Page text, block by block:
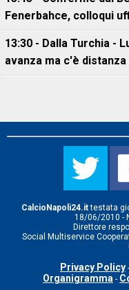
Fenerbahce, colloqui
13:30 - Dalla Turchia -
avanza ma c'è
CalcioNapoli24.ittestata
18/06/2010 -
Direttore
Social Multiservice
Privacy Policy -
Organigramma -